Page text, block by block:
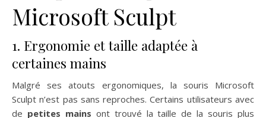
Microsoft Sculpt
1. Ergonomie et taille adaptée à
certaines mains
Malgré ses atouts ergonomiques, la souris Microsoft
Sculpt n’est pas sans reproches. Certains utilisateurs avec
de petites mains ont trouvé la taille de la souris plus